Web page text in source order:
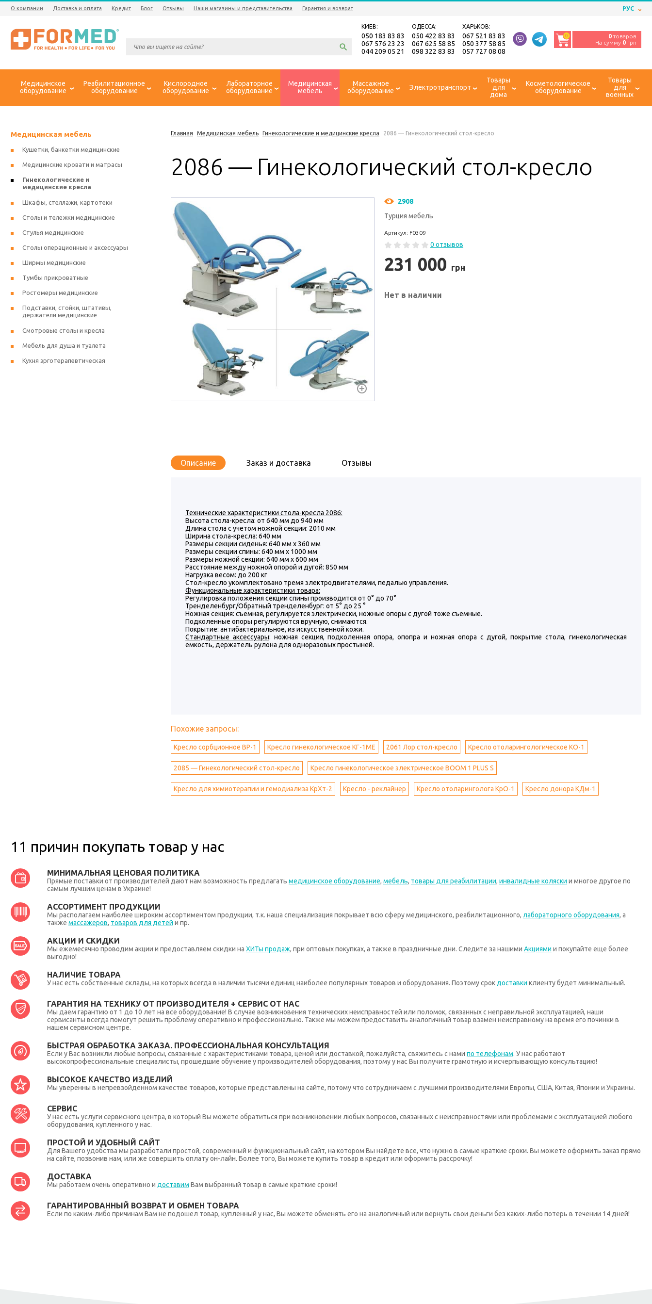
О компании Доставка и оплата Кредит Блог Отзывы Наши магазины и представительства Гарантия и возврат РУС
КИЕВ:
050 183 83 83
067 576 23 23
044 209 05 21
ОДЕССА:
050 422 83 83
067 625 58 85
098 322 83 83
ХАРЬКОВ:
067 521 83 83
050 377 58 85
057 727 08 08
0 0 товаров
На сумму 0 грн
Медицинское
оборудование
Реабилитационное
оборудование
Кислородное
оборудование
Лабораторное
оборудование
Медицинская
мебель
Массажное
оборудование
Электротранспорт
Товары
для
дома
Косметологическое
оборудование
Товары
для
военных
Главная Медицинская мебель Гинекологические и медицинские кресла 2086 — Гинекологический стол-кресло
2086 — Гинекологический стол-кресло
2908
Турция мебель
Артикул: F0309
0 отзывов
231 000 грн
Нет в наличии
Описание Заказ и доставка Отзывы
Технические характеристики стола-кресла 2086:
Высота стола-кресла: от 640 мм до 940 мм
Длина стола c учетом ножной секции: 2010 мм
Ширина стола-кресла: 640 мм
Размеры секции сиденья: 640 мм x 360 мм
Размеры секции спины: 640 мм x 1000 мм
Размеры ножной секции: 640 мм x 600 мм
Расстояние между ножной опорой и дугой: 850 мм
Нагрузка весом: до 200 кг
Стол-кресло укомплектовано тремя электродвигателями, педалью управления.
Функциональные характеристики товара:
Регулировка положения секции спины производится от 0° до 70°
Тренделенбург/Обратный тренделенбург: от 5° до 25 °
Ножная секция: съемная, регулируется электрически, ножные опоры с дугой тоже съемные.
Подколенные опоры регулируются вручную, снимаются.
Покрытие: антибактериальное, из искусственной кожи.
Стандартные аксессуары: ножная секция, подколенная опора, опопра и ножная опора с дугой, покрытие стола, гинекологическая
емкость, держатель рулона для одноразовых простыней.
Похожие запросы:
Кресло сорбционное ВР-1 Кресло гинекологическое КГ-1МЕ 2061 Лор стол-кресло Кресло отоларингологическое КО-1
2085 — Гинекологический стол-кресло Кресло гинекологическое электрическое BOOM 1 PLUS S
Кресло для химиотерапии и гемодиализа КрХт-2 Кресло - реклайнер Кресло отоларинголога КрО-1 Кресло донора КДм-1
Медицинская мебель
Кушетки, банкетки медицинские
Медицинские кровати и матрасы
Гинекологические и
медицинские кресла
Шкафы, стеллажи, картотеки
Столы и тележки медицинские
Стулья медицинские
Столы операционные и аксессуары
Ширмы медицинские
Тумбы прикроватные
Ростомеры медицинские
Подставки, стойки, штативы,
держатели медицинские
Смотровые столы и кресла
Мебель для душа и туалета
Кухня эрготерапевтическая
11 причин покупать товар у нас
МИНИМАЛЬНАЯ ЦЕНОВАЯ ПОЛИТИКА
Прямые поставки от производителей дают нам возможность предлагать медицинское оборудование, мебель, товары для реабилитации, инвалидные коляски и многое другое по
самым лучшим ценам в Украине!
АССОРТИМЕНТ ПРОДУКЦИИ
Мы располагаем наиболее широким ассортиментом продукции, т.к. наша специализация покрывает всю сферу медицинского, реабилитационного, лабораторного оборудования, а
также массажеров, товаров для детей и пр.
АКЦИИ И СКИДКИ
Мы ежемесячно проводим акции и предоставляем скидки на ХИТы продаж, при оптовых покупках, а также в праздничные дни. Следите за нашими Акциями и покупайте еще более
выгодно!
НАЛИЧИЕ ТОВАРА
У нас есть собственные склады, на которых всегда в наличии тысячи единиц наиболее популярных товаров и оборудования. Поэтому срок доставки клиенту будет минимальный.
ГАРАНТИЯ НА ТЕХНИКУ ОТ ПРОИЗВОДИТЕЛЯ + СЕРВИС ОТ НАС
Мы даем гарантию от 1 до 10 лет на все оборудование! В случае возникновения технических неисправностей или поломок, связанных с неправильной эксплуатацией, наши
сервисанты всегда помогут решить проблему оперативно и профессионально. Также мы можем предоставить аналогичный товар взамен неисправному на время его починки в
нашем сервисном центре.
БЫСТРАЯ ОБРАБОТКА ЗАКАЗА. ПРОФЕССИОНАЛЬНАЯ КОНСУЛЬТАЦИЯ
Если у Вас возникли любые вопросы, связанные с характеристиками товара, ценой или доставкой, пожалуйста, свяжитесь с нами по телефонам. У нас работают
высокопрофессиональные специалисты, прошедшие обучение у производителей оборудования, поэтому у нас Вы получите грамотную и исчерпывающую консультацию!
ВЫСОКОЕ КАЧЕСТВО ИЗДЕЛИЙ
Мы уверенны в непревзойденном качестве товаров, которые представлены на сайте, потому что сотрудничаем с лучшими производителями Европы, США, Китая, Японии и Украины.
СЕРВИС
У нас есть услуги сервисного центра, в который Вы можете обратиться при возникновении любых вопросов, связанных с неисправностями или проблемами с эксплуатацией любого
оборудования, купленного у нас.
ПРОСТОЙ И УДОБНЫЙ САЙТ
Для Вашего удобства мы разработали простой, современный и функциональный сайт, на котором Вы найдете все, что нужно в самые краткие сроки. Вы можете оформить заказ прямо
на сайте, позвонив нам, или же совершить оплату он-лайн. Более того, Вы можете купить товар в кредит или оформить рассрочку!
ДОСТАВКА
Мы работаем очень оперативно и доставим Вам выбранный товар в самые краткие сроки!
ГАРАНТИРОВАННЫЙ ВОЗВРАТ И ОБМЕН ТОВАРА
Если по каким-либо причинам Вам не подошел товар, купленный у нас, Вы можете обменять его на аналогичный или вернуть свои деньги без каких-либо потерь в течении 14 дней!